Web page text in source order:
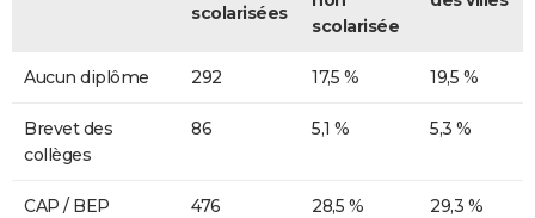
scolarisées
scolarisée
Aucun diplôme 292 17,5 % 19,5 %
Brevet des
collèges
86 5,1 % 5,3 %
CAP / BEP 476 28,5 % 29,3 %